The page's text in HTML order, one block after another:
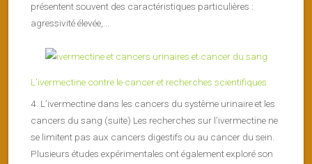
présentent souvent des caractéristiques particulières :
agressivité élevée,...
L’ivermectine contre le cancer et recherches scientifiques
4. L’ivermectine dans les cancers du système urinaire et les
cancers du sang (suite) Les recherches sur l’ivermectine ne
se limitent pas aux cancers digestifs ou au cancer du sein.
Plusieurs études expérimentales ont également exploré son